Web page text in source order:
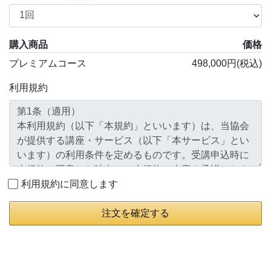
購入商品
価格
プレミアムコース
498,000円(税込)
利用規約
利用規約に同意します
注文を確定する